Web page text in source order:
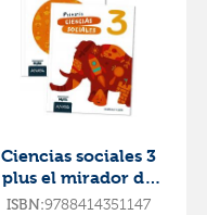
Ciencias sociales 3
plus el mirador de
castilla y
ISBN:9788414351147